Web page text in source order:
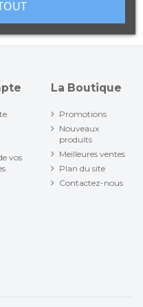
et vos articles sont
vos
La Boutique
Promotions
Nouveaux
produits
Meilleures ventes
Plan du site
Contactez-nous